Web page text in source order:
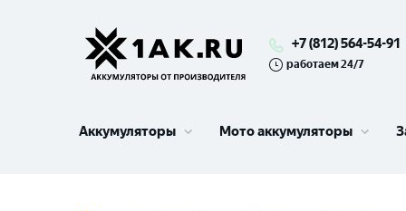
+7 (812) 564-54-91
работаем 24/7
Аккумуляторы Мото аккумуляторы